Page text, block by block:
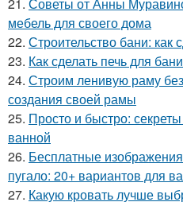
21. Советы от Анны
мебель для своего дома
22. Строительство бани: как
23. Как сделать печь для
24. Строим ленивую раму
создания своей рамы
25. Просто и быстро:
ванной
26. Бесплатные изображения
пугало: 20+ вариантов для
27. Какую кровать лучше